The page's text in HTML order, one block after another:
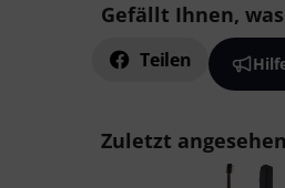
Gefällt Ihnen,
Teilen
Zuletzt